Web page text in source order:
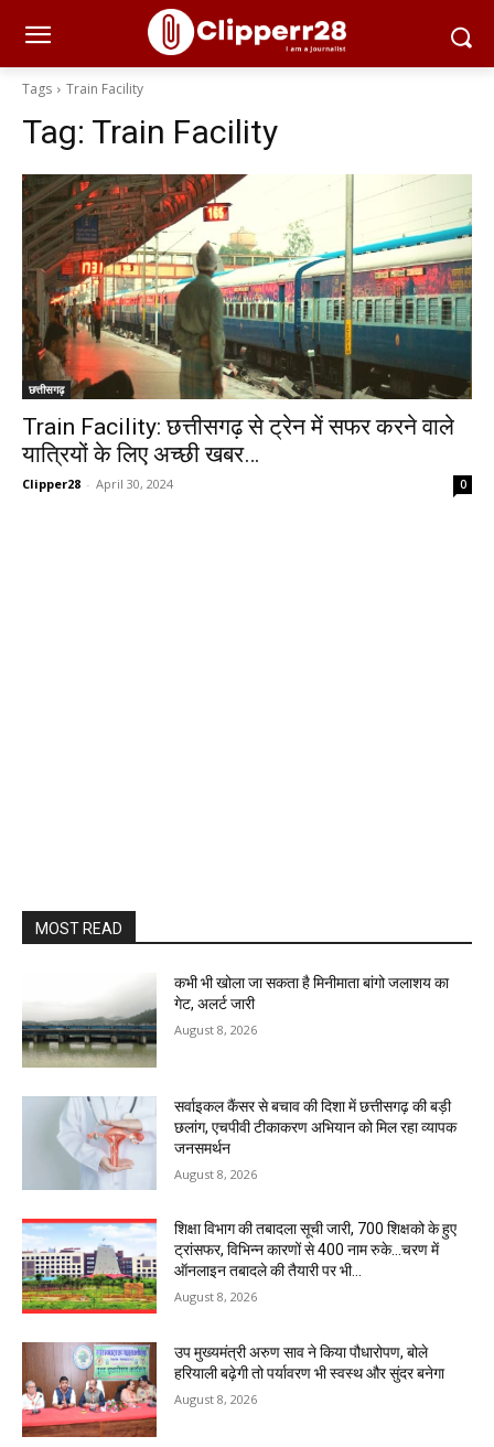
Tags Train Facility
Tag: Train Facility
छत्तीसगढ़
Train Facility: छत्तीसगढ़ से ट्रेन में सफर करने वाले
यात्रियों के लिए अच्छी खबर…
Clipper28 - April 30, 2024 0
MOST READ
कभी भी खोला जा सकता है मिनीमाता बांगो जलाशय का
गेट, अलर्ट जारी
August 8, 2026
सर्वाइकल कैंसर से बचाव की दिशा में छत्तीसगढ़ की बड़ी
छलांग, एचपीवी टीकाकरण अभियान को मिल रहा व्यापक
जनसमर्थन
August 8, 2026
शिक्षा विभाग की तबादला सूची जारी, 700 शिक्षको के हुए
ट्रांसफर, विभिन्न कारणों से 400 नाम रुके…चरण में
ऑनलाइन तबादले की तैयारी पर भी...
August 8, 2026
उप मुख्यमंत्री अरुण साव ने किया पौधारोपण, बोले
हरियाली बढ़ेगी तो पर्यावरण भी स्वस्थ और सुंदर बनेगा
August 8, 2026